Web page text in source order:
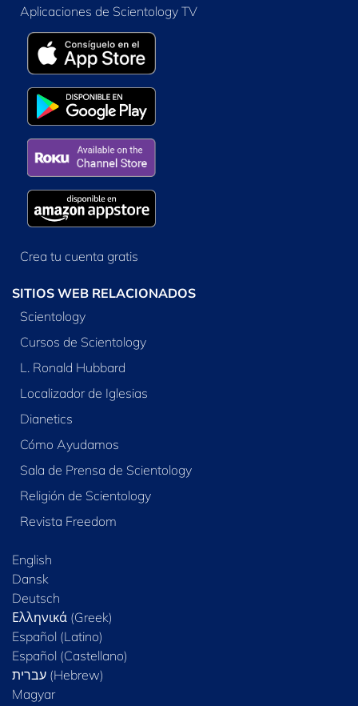
Aplicaciones de Scientology TV
Crea tu cuenta gratis
SITIOS WEB RELACIONADOS
Scientology
Cursos de Scientology
L. Ronald Hubbard
Localizador de Iglesias
Dianetics
Cómo Ayudamos
Sala de Prensa de Scientology
Religión de Scientology
Revista Freedom
English
Dansk
Deutsch
Ελληνικά (Greek)
Español (Latino)
Español (Castellano)
Magyar